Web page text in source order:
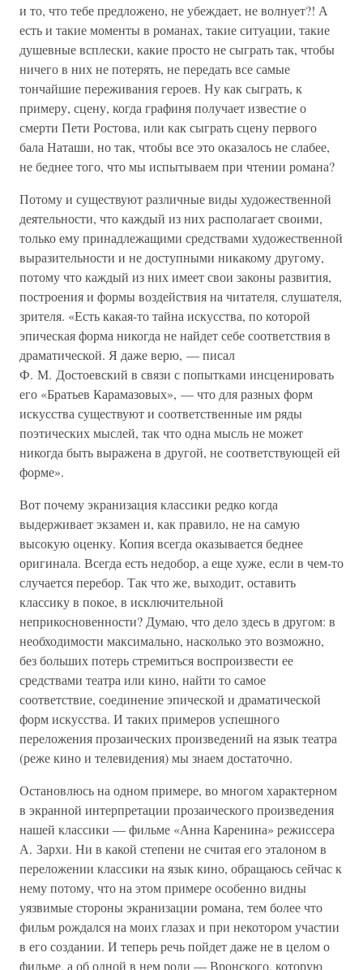
и то, что тебе предложено, не убеждает, не волнует?! А
есть и такие моменты в романах, такие ситуации, такие
душевные всплески, какие просто не сыграть так, чтобы
ничего в них не потерять, не передать все самые
тончайшие переживания героев. Ну как сыграть, к
примеру, сцену, когда графиня получает известие о
смерти Пети Ростова, или как сыграть сцену первого
бала Наташи, но так, чтобы все это оказалось не слабее,
не беднее того, что мы испытываем при чтении романа?
Потому и существуют различные виды художественной
деятельности, что каждый из них располагает своими,
только ему принадлежащими средствами художественной
выразительности и не доступными никакому другому,
потому что каждый из них имеет свои законы развития,
построения и формы воздействия на читателя, слушателя,
зрителя. «Есть какая-то тайна искусства, по которой
эпическая форма никогда не найдет себе соответствия в
драматической. Я даже верю, — писал
Ф. М. Достоевский в связи с попытками инсценировать
его «Братьев Карамазовых», — что для разных форм
искусства существуют и соответственные им ряды
поэтических мыслей, так что одна мысль не может
никогда быть выражена в другой, не соответствующей ей
форме».
Вот почему экранизация классики редко когда
выдерживает экзамен и, как правило, не на самую
высокую оценку. Копия всегда оказывается беднее
оригинала. Всегда есть недобор, а еще хуже, если в чем-то
случается перебор. Так что же, выходит, оставить
классику в покое, в исключительной
неприкосновенности? Думаю, что дело здесь в другом: в
необходимости максимально, насколько это возможно,
без больших потерь стремиться воспроизвести ее
средствами театра или кино, найти то самое
соответствие, соединение эпической и драматической
форм искусства. И таких примеров успешного
переложения прозаических произведений на язык театра
(реже кино и телевидения) мы знаем достаточно.
Остановлюсь на одном примере, во многом характерном
в экранной интерпретации прозаического произведения
нашей классики — фильме «Анна Каренина» режиссера
А. Зархи. Ни в какой степени не считая его эталоном в
переложении классики на язык кино, обращаюсь сейчас к
нему потому, что на этом примере особенно видны
уязвимые стороны экранизации романа, тем более что
фильм рождался на моих глазах и при некотором участии
в его создании. И теперь речь пойдет даже не в целом о
фильме, а об одной в нем роли — Вронского, которую